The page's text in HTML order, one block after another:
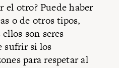
otro? Puede haber
o de otros tipos,
son seres
sufrir si los
para respetar al